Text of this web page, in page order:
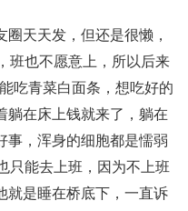
天天发，但还是很懒，
班也不愿意上，所以后来
吃青菜白面条，想吃好的
躺在床上钱就来了，躺在
事，浑身的细胞都是懦弱
只能去上班，因为不上班
就是睡在桥底下，一直诉